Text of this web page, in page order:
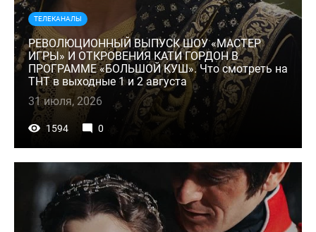
ТЕЛЕКАНАЛЫ
РЕВОЛЮЦИОННЫЙ ВЫПУСК ШОУ «МАСТЕР
ИГРЫ» И ОТКРОВЕНИЯ КАТИ ГОРДОН В
ПРОГРАММЕ «БОЛЬШОЙ КУШ». Что смотреть на
ТНТ в выходные 1 и 2 августа
31 июля, 2026
1594 0